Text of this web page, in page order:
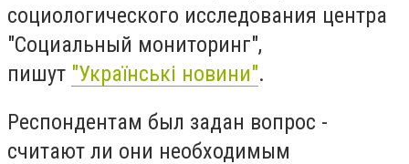
социологического исследования центра
"Социальный мониторинг",
пишут "Українські новини".
Респондентам был задан вопрос -
считают ли они необходимым